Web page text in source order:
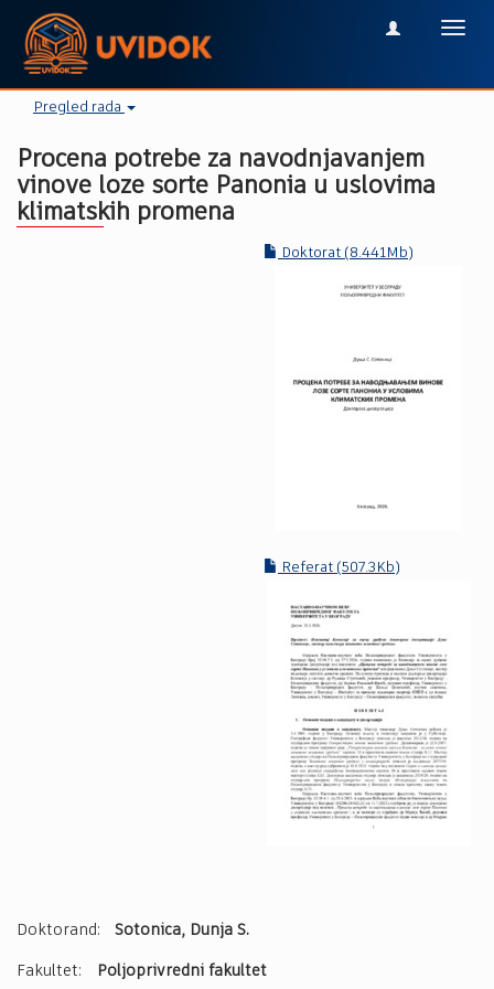
Pregled rada
Procena potrebe za navodnjavanjem
vinove loze sorte Panonia u uslovima
klimatskih promena
Doktorat (8.441Mb)
Referat (507.3Kb)
Doktorand: Sotonica, Dunja S.
Fakultet: Poljoprivredni fakultet